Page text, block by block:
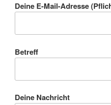
Deine E-Mail-Adresse
Betreff
Deine Nachricht